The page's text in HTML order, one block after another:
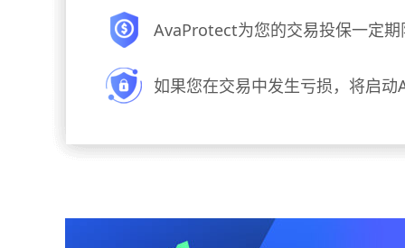
AvaProtect为您的交易投保一定期
如果您在交易中发生亏损，将启动